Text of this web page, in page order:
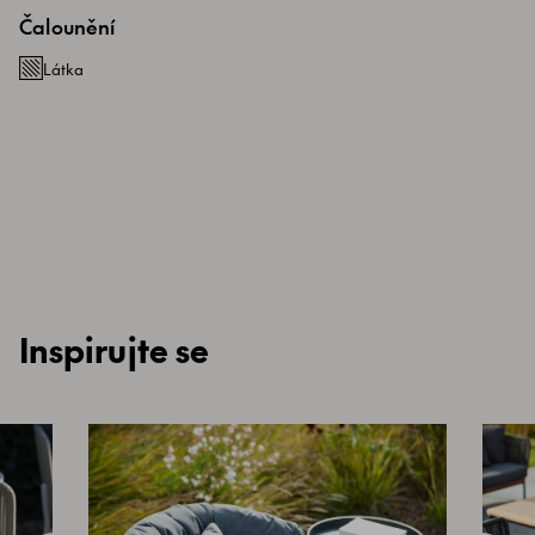
Čalounění
Látka
Inspirujte se